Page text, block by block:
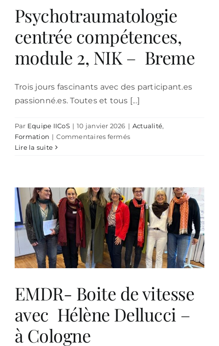
Psychotraumatologie
centrée compétences,
module 2, NIK – Breme
Trois jours fascinants avec des participant.es
passionné.es. Toutes et tous [...]
Par Equipe IICoS | 10 janvier 2026 | Actualité,
Formation | Commentaires ferméssur
2,
NIK
–
Breme
Lire la suite
EMDR- Boite de vitesse
avec Hélène Dellucci –
à Cologne